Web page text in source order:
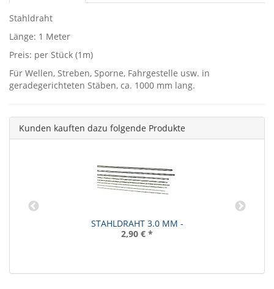
Stahldraht
Länge: 1 Meter
Preis: per Stück (1m)
Für Wellen, Streben, Sporne, Fahrgestelle usw. in
geradegerichteten Stäben, ca. 1000 mm lang.
Kunden kauften dazu folgende Produkte
STAHLDRAHT 3.0 MM -
2,90 € *